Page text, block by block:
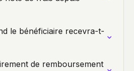
le bénéficiaire recevra-t-
de remboursement